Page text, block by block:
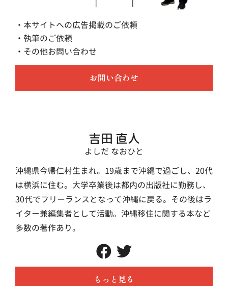
・本サイトへの広告掲載のご依頼
・執筆のご依頼
・その他お問い合わせ
お問い合わせ
吉田 直人
よしだ なおひと
沖縄県今帰仁村生まれ。19歳まで沖縄で過ごし、20代
は横浜に住む。大学卒業後は都内の出版社に勤務し、
30代でフリーランスとなって沖縄に戻る。その後はラ
イター兼編集者として活動。沖縄移住に関する本など
多数の著作あり。
もっと見る